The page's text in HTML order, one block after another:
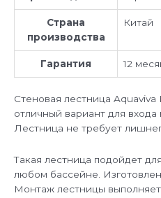
Страна
производства
Китай
Гарантия 12
Стеновая лестница
отличный вариант для входа
Лестница не требует
Такая лестница подойдет
любом бассейне.
Монтаж лестницы